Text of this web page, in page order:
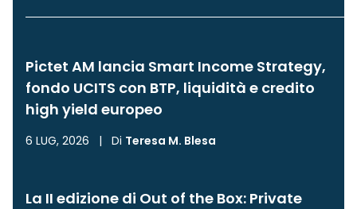
Pictet AM lancia Smart Income Strategy,
fondo UCITS con BTP, liquidità e credito
high yield europeo
6 LUG, 2026 | Di Teresa M. Blesa
La II edizione di Out of the Box: Private